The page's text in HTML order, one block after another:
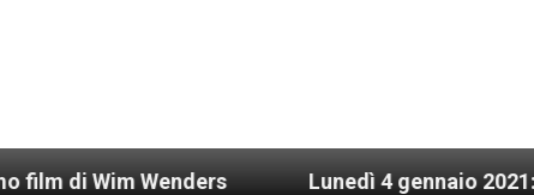
Wenders Lunedì 4 gennaio 2021: